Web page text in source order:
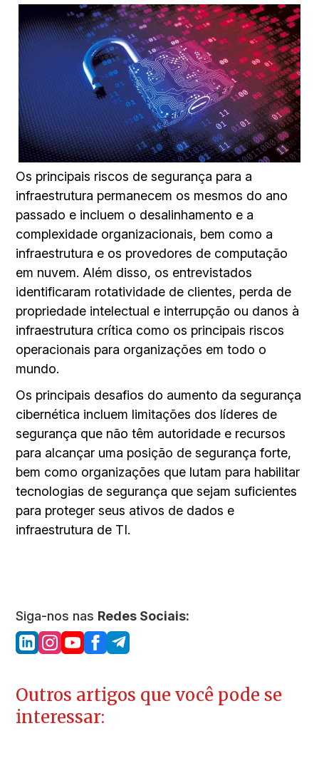
Os principais riscos de segurança para a
infraestrutura permanecem os mesmos do ano
passado e incluem o desalinhamento e a
complexidade organizacionais, bem como a
infraestrutura e os provedores de computação
em nuvem. Além disso, os entrevistados
identificaram rotatividade de clientes, perda de
propriedade intelectual e interrupção ou danos à
infraestrutura crítica como os principais riscos
operacionais para organizações em todo o
mundo.
Os principais desafios do aumento da segurança
cibernética incluem limitações dos líderes de
segurança que não têm autoridade e recursos
para alcançar uma posição de segurança forte,
bem como organizações que lutam para habilitar
tecnologias de segurança que sejam suficientes
para proteger seus ativos de dados e
infraestrutura de TI.
Siga-nos nas Redes Sociais:
Outros artigos que você pode se
interessar: